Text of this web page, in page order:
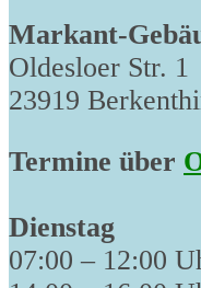
Markant-
Oldesloer Str. 1
23919
Termine über
Dienstag
07:00 – 12:00